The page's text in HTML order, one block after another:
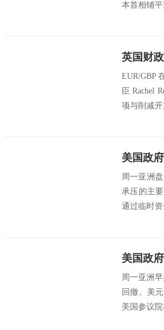
本首相铺
EUR/GBP
臣 Rachel
项与削减
周一亚洲
承压的主
通过临时
美国政
周一亚洲
回撤。美
美国参议